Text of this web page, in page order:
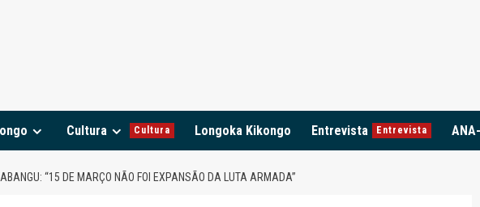
Cultura Cultura Longoka Kikongo Entrevista Entrevista
“15 DE MARÇO NÃO FOI EXPANSÃO DA LUTA ARMADA”